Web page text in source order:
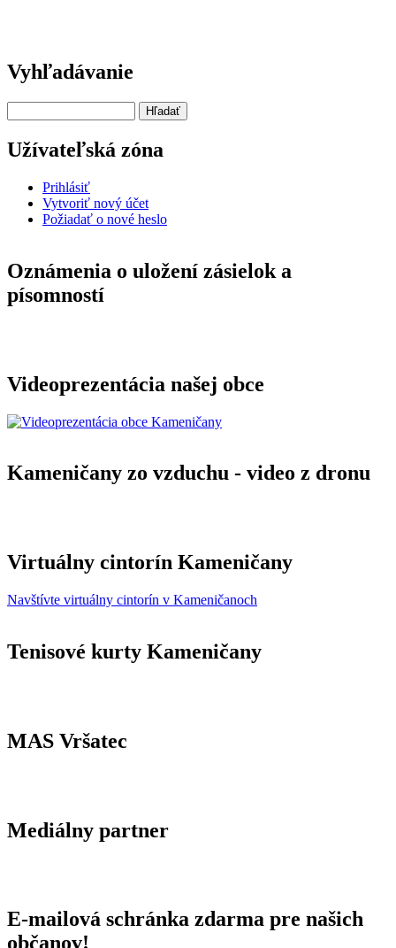
Vyhľadávanie
Užívateľská zóna
Prihlásiť
Vytvoriť nový účet
Požiadať o nové heslo
Oznámenia o uložení zásielok a
písomností
Videoprezentácia našej obce
Kameničany zo vzduchu - video z dronu
Virtuálny cintorín Kameničany
Navštívte virtuálny cintorín v Kameničanoch
Tenisové kurty Kameničany
MAS Vršatec
Mediálny partner
E-mailová schránka zdarma pre našich
občanov!